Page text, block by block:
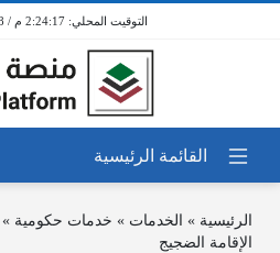
2:24:17 م / 8 أغسطس 2026
الرئيسية » الخدمات » خدمات حكومية »
الإقامة الضجيج